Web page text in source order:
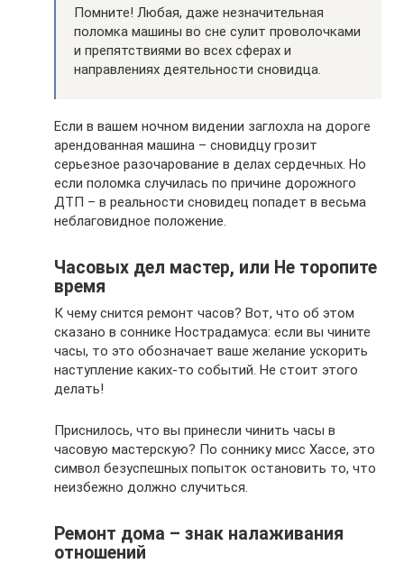
Помните! Любая, даже незначительная
поломка машины во сне сулит проволочками
и препятствиями во всех сферах и
направлениях деятельности сновидца.
Если в вашем ночном видении заглохла на дороге
арендованная машина – сновидцу грозит
серьезное разочарование в делах сердечных. Но
если поломка случилась по причине дорожного
ДТП – в реальности сновидец попадет в весьма
неблаговидное положение.
Часовых дел мастер, или Не торопите
время
К чему снится ремонт часов? Вот, что об этом
сказано в соннике Нострадамуса: если вы чините
часы, то это обозначает ваше желание ускорить
наступление каких-то событий. Не стоит этого
делать!
Приснилось, что вы принесли чинить часы в
часовую мастерскую? По соннику мисс Хассе, это
символ безуспешных попыток остановить то, что
неизбежно должно случиться.
Ремонт дома – знак налаживания
отношений